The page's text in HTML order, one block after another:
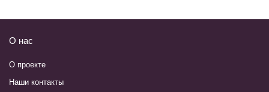
О нас
О проекте
Наши контакты